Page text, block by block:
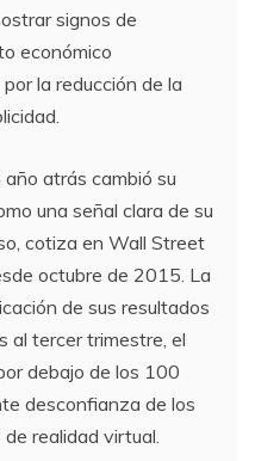
signos de
económico
la reducción de la
año atrás cambió su
una señal clara de su
cotiza en Wall Street
octubre de 2015. La
de sus resultados
al tercer trimestre, el
debajo de los 100
desconfianza de los
realidad virtual.